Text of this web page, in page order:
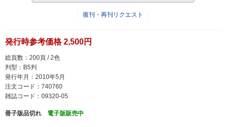
復刊・再刊リクエスト
発行時参考価格 2,500円
総頁数：200頁 / 2色
判型：B5判
発行年月：2010年5月
注文コード：740760
雑誌コード：09320-05
冊子版品切れ 電子版販売中